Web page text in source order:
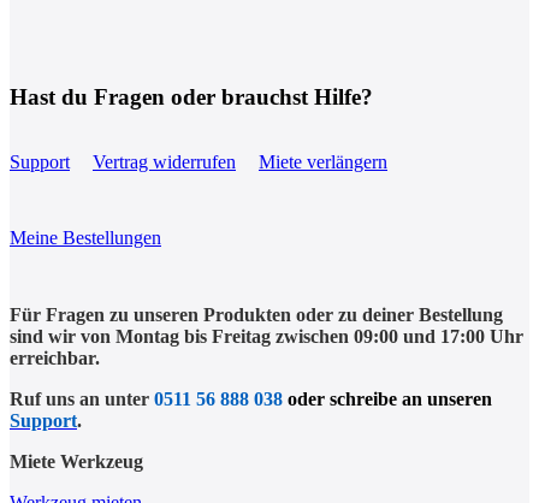
Hast du Fragen oder brauchst Hilfe?
Support Vertrag widerrufen Miete verlängern
Meine Bestellungen
Für Fragen zu unseren Produkten oder zu deiner Bestellung
sind wir von Montag bis Freitag zwischen 09:00 und 17:00 Uhr
erreichbar.
Ruf uns an unter 0511 56 888 038 oder schreibe an unseren
Support.
Miete Werkzeug